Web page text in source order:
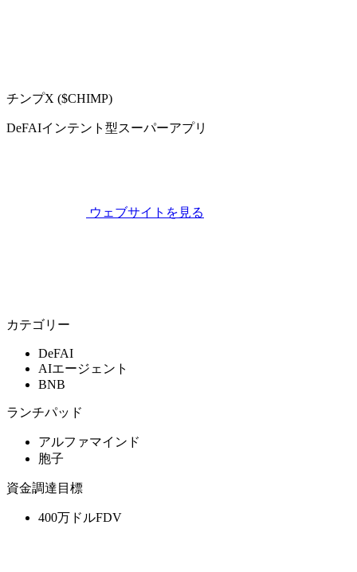
チンプX ($CHIMP)
DeFAIインテント型スーパーアプリ
ウェブサイトを見る
カテゴリー
DeFAI
AIエージェント
BNB
ランチパッド
アルファマインド
胞子
資金調達目標
400万ドルFDV